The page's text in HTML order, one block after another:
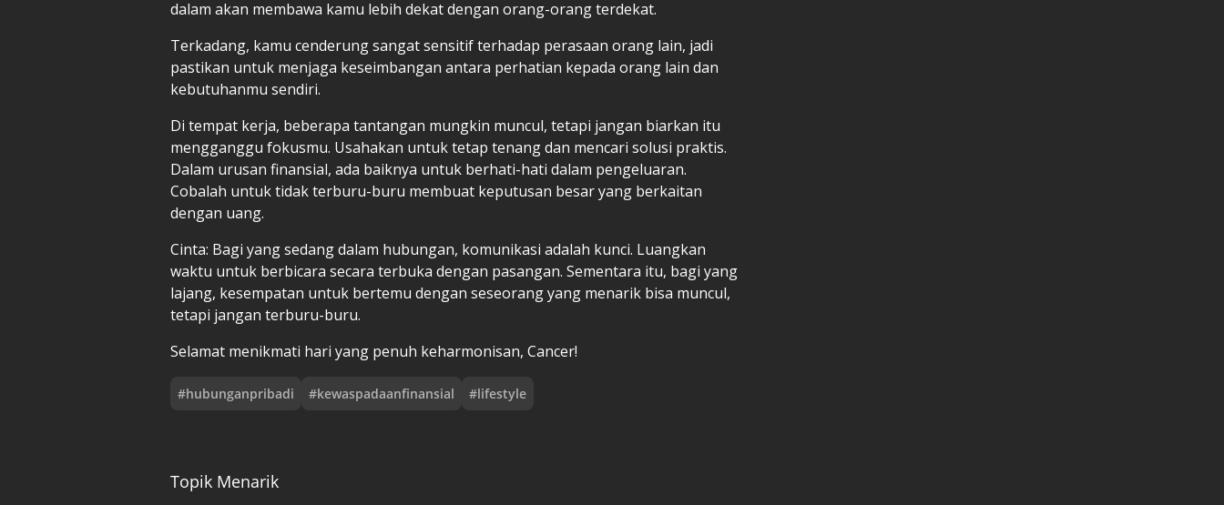
dalam akan membawa kamu lebih dekat dengan orang-orang terdekat.
Terkadang, kamu cenderung sangat sensitif terhadap perasaan orang lain, jadi
pastikan untuk menjaga keseimbangan antara perhatian kepada orang lain dan
kebutuhanmu sendiri.
Di tempat kerja, beberapa tantangan mungkin muncul, tetapi jangan biarkan itu
mengganggu fokusmu. Usahakan untuk tetap tenang dan mencari solusi praktis.
Dalam urusan finansial, ada baiknya untuk berhati-hati dalam pengeluaran.
Cobalah untuk tidak terburu-buru membuat keputusan besar yang berkaitan
dengan uang.
Cinta: Bagi yang sedang dalam hubungan, komunikasi adalah kunci. Luangkan
waktu untuk berbicara secara terbuka dengan pasangan. Sementara itu, bagi yang
lajang, kesempatan untuk bertemu dengan seseorang yang menarik bisa muncul,
tetapi jangan terburu-buru.
Selamat menikmati hari yang penuh keharmonisan, Cancer!
#hubunganpribadi #kewaspadaanfinansial #lifestyle
Topik Menarik